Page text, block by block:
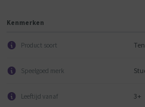
Kenmerken
Product soort
Speelgoed merk
Leeftijd vanaf 3+